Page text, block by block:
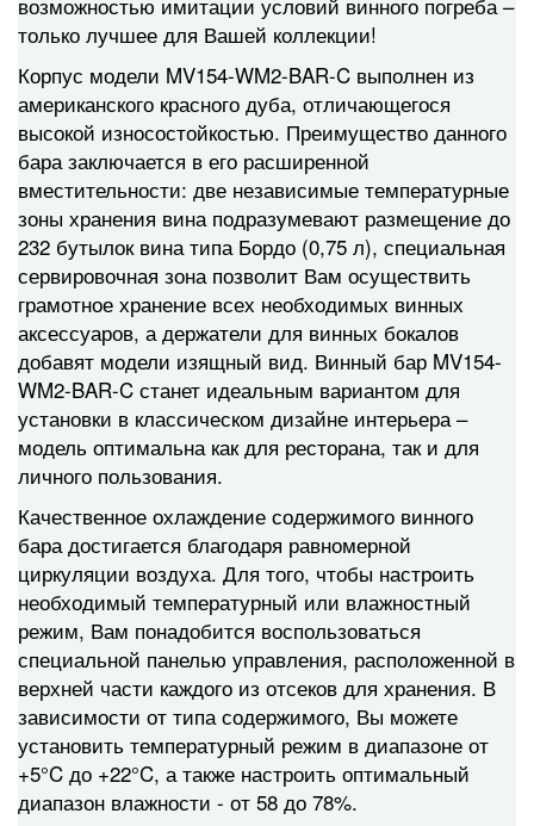
только лучшее для Вашей коллекции!
Корпус модели MV154-WM2-BAR-C выполнен из
американского красного дуба, отличающегося
высокой износостойкостью. Преимущество данного
бара заключается в его расширенной
вместительности: две независимые температурные
зоны хранения вина подразумевают размещение до
232 бутылок вина типа Бордо (0,75 л), специальная
сервировочная зона позволит Вам осуществить
грамотное хранение всех необходимых винных
аксессуаров, а держатели для винных бокалов
добавят модели изящный вид. Винный бар MV154-
WM2-BAR-C станет идеальным вариантом для
установки в классическом дизайне интерьера –
модель оптимальна как для ресторана, так и для
личного пользования.
Качественное охлаждение содержимого винного
бара достигается благодаря равномерной
циркуляции воздуха. Для того, чтобы настроить
необходимый температурный или влажностный
режим, Вам понадобится воспользоваться
специальной панелью управления, расположенной в
верхней части каждого из отсеков для хранения. В
зависимости от типа содержимого, Вы можете
установить температурный режим в диапазоне от
+5°C до +22°C, а также настроить оптимальный
диапазон влажности - от 58 до 78%.